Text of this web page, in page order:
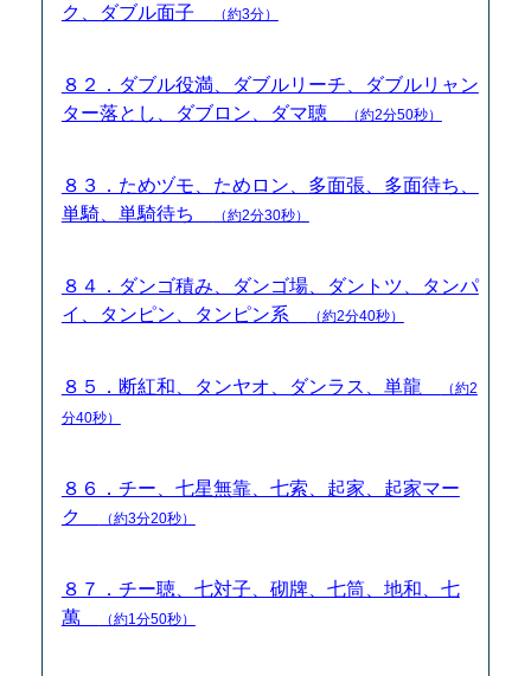
ク、ダブル面子
（約3分）
８２．ダブル役満、ダブルリーチ、ダブルリャン
ター落とし、ダブロン、ダマ聴
（約2分50秒）
８３．ためヅモ、ためロン、多面張、多面待ち、
単騎、単騎待ち
（約2分30秒）
８４．ダンゴ積み、ダンゴ場、ダントツ、タンパ
イ、タンピン、タンピン系
（約2分40秒）
８５．断紅和、タンヤオ、ダンラス、単龍
（約2
分40秒）
８６．チー、七星無靠、七索、起家、起家マー
ク
（約3分20秒）
８７．チー聴、七対子、砌牌、七筒、地和、七
萬
（約1分50秒）